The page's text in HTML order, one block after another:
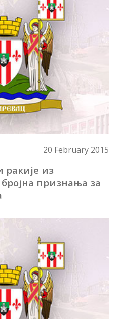
састанак са
брзе саобраћајнице
20 February 2015
из
признања за